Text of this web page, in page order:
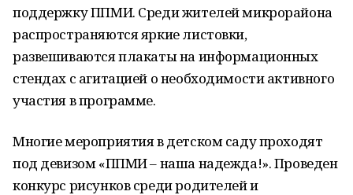
поддержку ППМИ. Среди жителей микрорайона
распространяются яркие листовки,
развешиваются плакаты на информационных
стендах с агитацией о необходимости активного
участия в программе.
Многие мероприятия в детском саду проходят
под девизом «ППМИ – наша надежда!». Проведен
конкурс рисунков среди родителей и